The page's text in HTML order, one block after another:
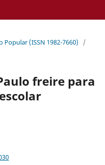
Popular (ISSN 1982-7660)
/
freire para